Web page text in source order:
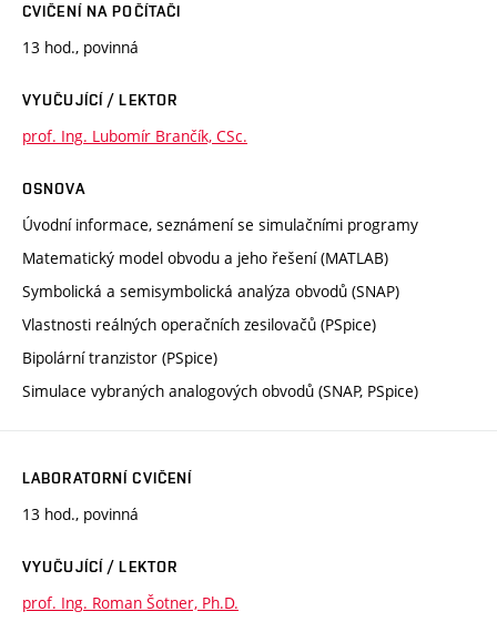
CVIČENÍ NA POČÍTAČI
13 hod., povinná
VYUČUJÍCÍ / LEKTOR
prof. Ing. Lubomír Brančík, CSc.
OSNOVA
Úvodní informace, seznámení se simulačními programy
Matematický model obvodu a jeho řešení (MATLAB)
Symbolická a semisymbolická analýza obvodů (SNAP)
Vlastnosti reálných operačních zesilovačů (PSpice)
Bipolární tranzistor (PSpice)
Simulace vybraných analogových obvodů (SNAP, PSpice)
LABORATORNÍ CVIČENÍ
13 hod., povinná
VYUČUJÍCÍ / LEKTOR
prof. Ing. Roman Šotner, Ph.D.